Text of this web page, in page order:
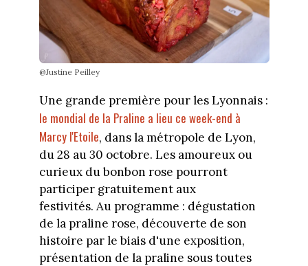
@Justine Peilley
Une grande première pour les Lyonnais :
le mondial de la Praline a lieu ce week-end à
Marcy l'Etoile, dans la métropole de Lyon,
du 28 au 30 octobre. Les amoureux ou
curieux du bonbon rose pourront
participer gratuitement aux
festivités. Au programme : dégustation
de la praline rose, découverte de son
histoire par le biais d'une exposition,
présentation de la praline sous toutes